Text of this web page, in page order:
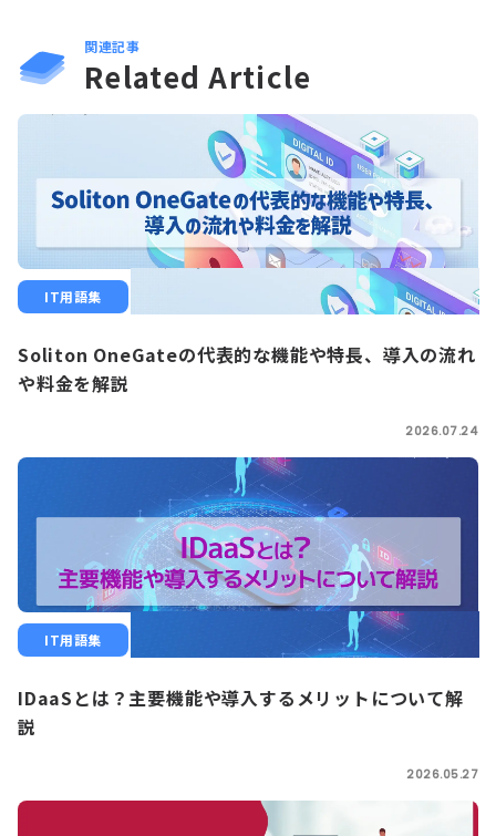
関連記事
Related Article
IT用語集
Soliton OneGateの代表的な機能や特長、導入の流れ
や料金を解説
2026.07.24
IT用語集
IDaaSとは？主要機能や導入するメリットについて解
説
2026.05.27